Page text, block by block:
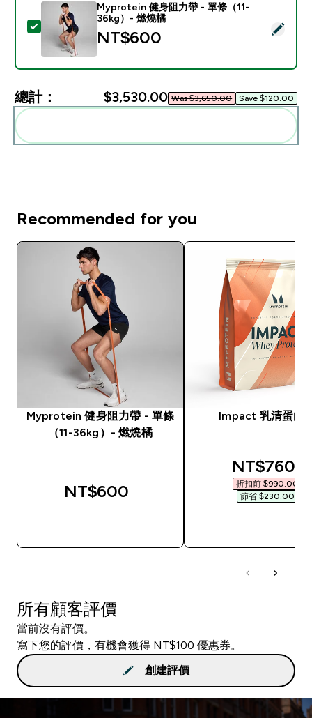
選取此商品 - Myprotein 健身阻力帶 - 單條（11-36kg
Myprotein 健身阻力帶 - 單條（11-
36kg）- 燃燒橘
NT$600‎
總計： $3,530.00‎ Was $3,650.00‎ Save $120.00‎
Recommended for you
Myprotein 健身阻力帶 - 單條
（11-36kg）- 燃燒橘
NT$600‎
Impact 乳清蛋白
NT$760‎
折扣前 $990.00‎
節省 $230.00‎
所有顧客評價
當前沒有評價。
寫下您的評價，有機會獲得 NT$100 優惠券。
創建評價